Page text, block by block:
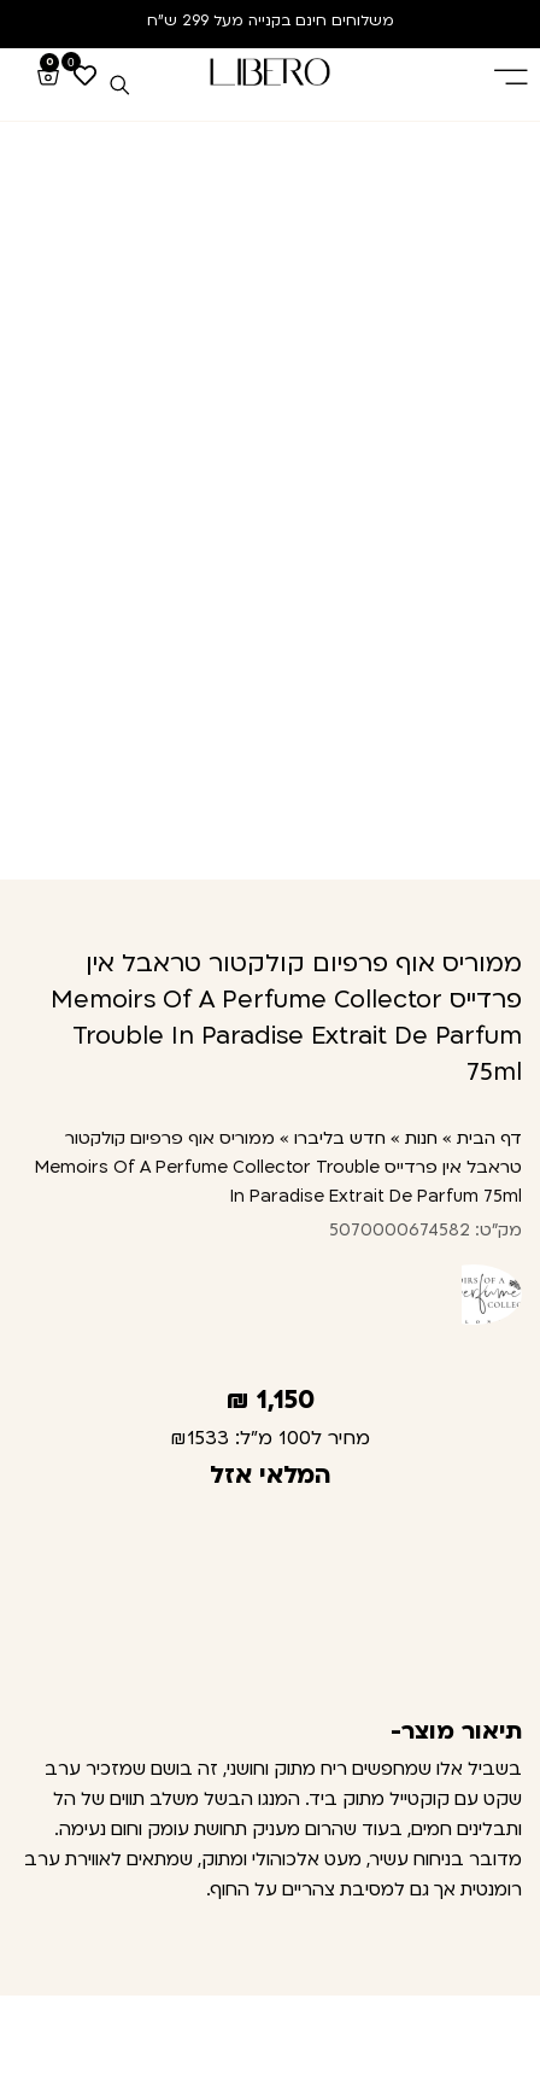
משלוחים חינם בקנייה מעל 299 ש”ח
0
0
ממוריס אוף פרפיום קולקטור טראבל אין
פרדייס Memoirs Of A Perfume Collector
Trouble In Paradise Extrait De Parfum
75ml
דף הבית » חנות » חדש בליברו » ממוריס אוף פרפיום קולקטור
טראבל אין פרדייס Memoirs Of A Perfume Collector Trouble
In Paradise Extrait De Parfum 75ml
מק"ט: 5070000674582
1,150
₪
מחיר ל100 מ"ל: ₪1533
המלאי אזל
תיאור מוצר-
בשביל אלו שמחפשים ריח מתוק וחושני, זה בושם שמזכיר ערב
שקט עם קוקטייל מתוק ביד. המנגו הבשל משלב תווים של הל
ותבלינים חמים, בעוד שהרום מעניק תחושת עומק וחום נעימה.
מדובר בניחוח עשיר, מעט אלכוהולי ומתוק, שמתאים לאווירת ערב
רומנטית אך גם למסיבת צהריים על החוף.